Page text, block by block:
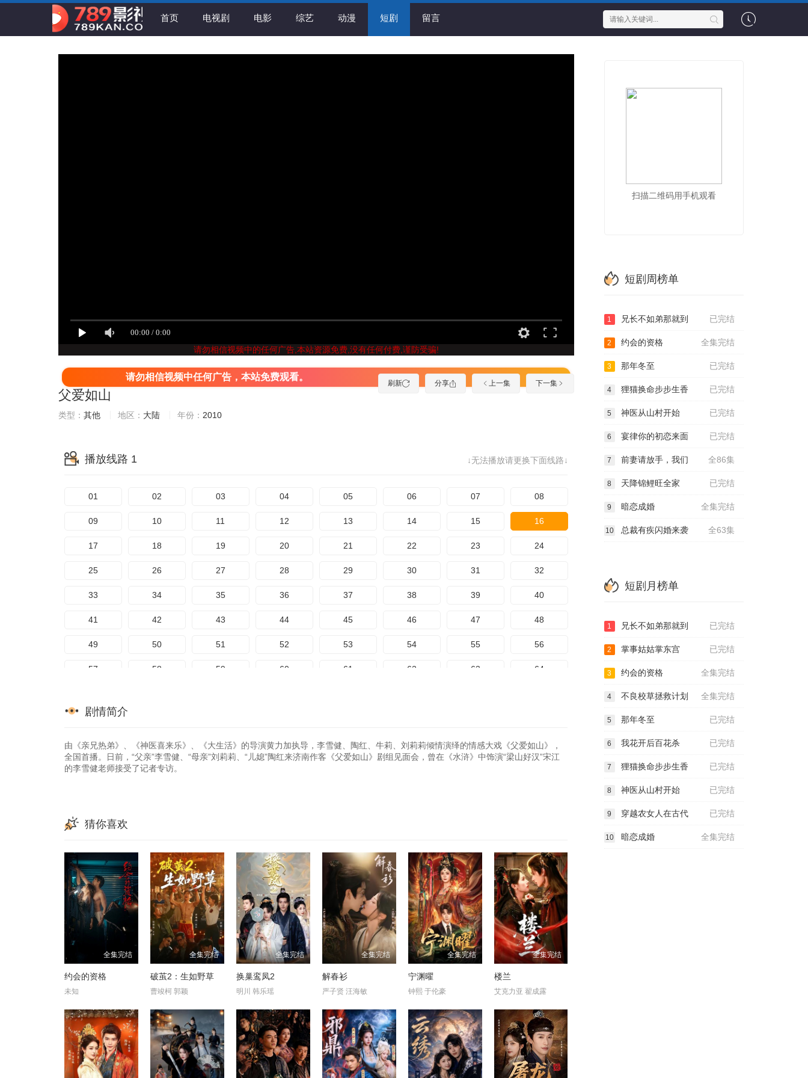
首页 电视剧 电影 综艺 动漫 短剧 留言
请勿相信视频中的任何广告,本站资源免费,没有任何付费,谨防受骗!
刷新 分享 上一集 下一集
请勿相信视频中任何广告，本站免费观看。
父爱如山
类型： 其他 地区： 大陆 年份： 2010
↓无法播放请更换下面线路↓
播放线路 1
01 02 03 04 05 06 07 08
09 10 11 12 13 14 15 16
17 18 19 20 21 22 23 24
25 26 27 28 29 30 31 32
33 34 35 36 37 38 39 40
41 42 43 44 45 46 47 48
49 50 51 52 53 54 55 56
57 58 59 60 61 62 63 64
73
81 82 83 84 85 86 87
剧情简介
由《亲兄热弟》、《神医喜来乐》、《大生活》的导演黄力加执导，李雪健、陶红、牛莉、刘莉莉倾情演绎的情感大戏《父爱如山》，
全国首播。日前，“父亲”李雪健、“母亲”刘莉莉、“儿媳”陶红来济南作客《父爱如山》剧组见面会，曾在《水浒》中饰演“梁山好汉”宋江
的李雪健老师接受了记者专访。
猜你喜欢
全集完结
约会的资格
未知
全集完结
破茧2：生如野草
曹竣柯 郭颖
全集完结
换巢鸾凤2
明川 韩乐瑶
全集完结
解春衫
严子贤 汪海敏
全集完结
宁渊曜
钟熙 于伦豪
全集完结
楼兰
艾克力亚 翟成露
扫描二维码用手机观看
短剧周榜单
已完结
1 兄长不如弟那就到
全集完结
2 约会的资格
已完结
3 那年冬至
已完结
4 狸猫换命步步生香
已完结
5 神医从山村开始
已完结
6 宴律你的初恋来面
全86集
7 前妻请放手，我们
已完结
8 天降锦鲤旺全家
全集完结
9 暗恋成婚
全63集
10 总裁有疾闪婚来袭
短剧月榜单
已完结
1 兄长不如弟那就到
已完结
2 掌事姑姑掌东宫
全集完结
3 约会的资格
全集完结
4 不良校草拯救计划
已完结
5 那年冬至
已完结
6 我花开后百花杀
已完结
7 狸猫换命步步生香
已完结
8 神医从山村开始
已完结
9 穿越农女人在古代
全集完结
10 暗恋成婚